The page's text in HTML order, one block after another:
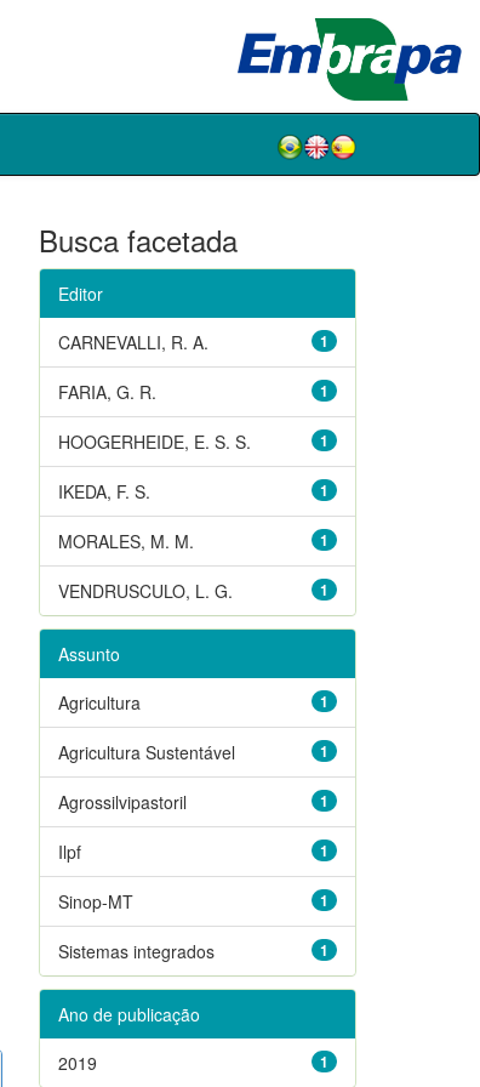
Busca facetada
Editor
1
CARNEVALLI, R. A.
1
FARIA, G. R.
1
HOOGERHEIDE, E. S. S.
1
IKEDA, F. S.
1
MORALES, M. M.
1
VENDRUSCULO, L. G.
Assunto
1
Agricultura
1
Agricultura Sustentável
1
Agrossilvipastoril
1
Ilpf
1
Sinop-MT
1
Sistemas integrados
Ano de publicação
1
2019